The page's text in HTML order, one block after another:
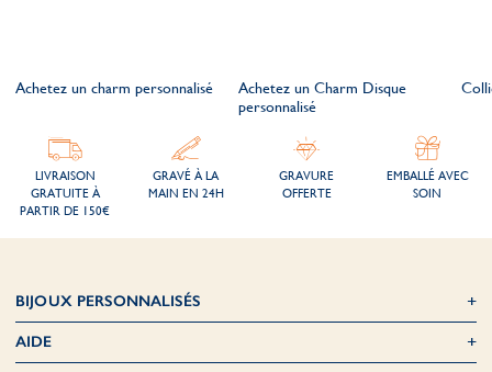
Achetez un charm personnalisé
Achetez un Charm Disque
personnalisé
LIVRAISON
GRATUITE À
PARTIR DE 150€
GRAVÉ À LA
MAIN EN 24H
GRAVURE
OFFERTE
EMBALLÉ AVEC
SOIN
BIJOUX PERSONNALISÉS
AIDE